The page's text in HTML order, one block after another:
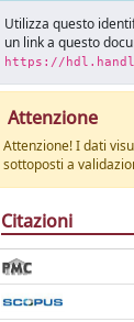
Utilizza questo
un link a questo
https://
Attenzione
Attenzione! I dati
sottoposti a
Citazioni